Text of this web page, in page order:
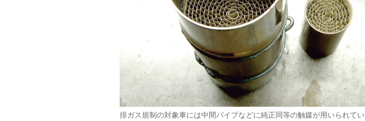
排ガス規制の対象車には中間パイプなどに純正同等の触媒が用いられてい